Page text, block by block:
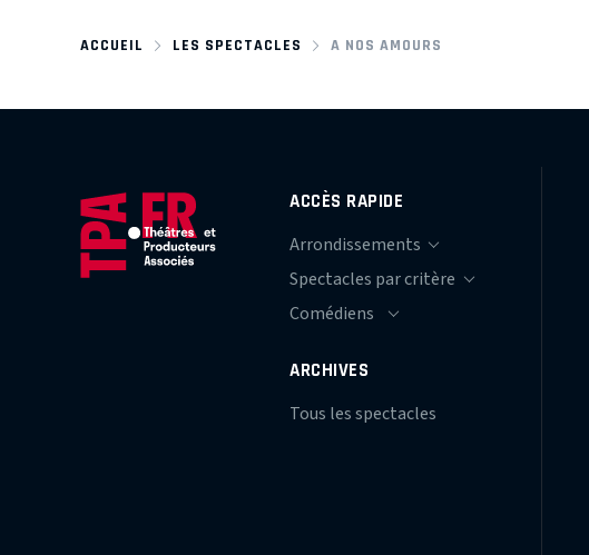
ACCUEIL LES SPECTACLES A NOS AMOURS
ACCÈS RAPIDE
ARCHIVES
Tous les spectacles